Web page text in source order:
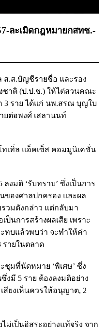
ละเมิดกฎหมายกสทช.-
ส.ส.บัญชีรายชื่อ และรอง
ชาติ (ป.ป.ช.) ให้ไต่สวนคณะ
3 ราย ได้แก่ นพ.สรณ บุญใบ
ยต่อพงศ์ เสลานนท์
ทเทิ่ล แอ็คเซ็ส คอมมูนิเคชั่น
งมติ ‘รับทราบ’ ซึ่งเป็นการ
ของศาลปกครอง และผล
วมดังกล่าว แต่กลับมา
นการสร้างผลเสีย เพราะ
ทบแล้วพบว่า จะทำให้ค่า
รายในตลาด
มที่นัดหมาย ‘พิเศษ’ ซึ่ง
มี 5 ราย ต้องลงมติอย่าง
สียงเห็นควรให้อนุญาต, 2
เป็นอิสระอย่างแท้จริง จาก